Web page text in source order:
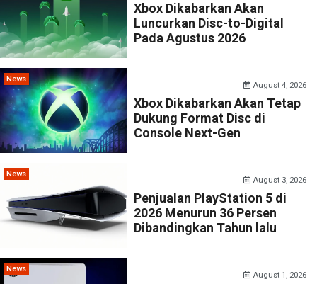
Xbox Dikabarkan Akan
Luncurkan Disc-to-Digital
Pada Agustus 2026
News
August 4, 2026
Xbox Dikabarkan Akan Tetap
Dukung Format Disc di
Console Next-Gen
News
August 3, 2026
Penjualan PlayStation 5 di
2026 Menurun 36 Persen
Dibandingkan Tahun lalu
News
August 1, 2026